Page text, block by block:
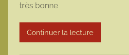
o
t
très bonne
Continuer la lecture